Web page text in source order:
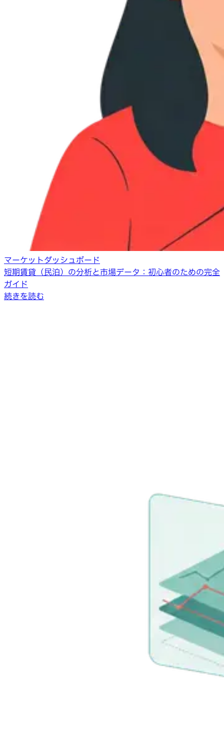
マーケットダッシュボード
短期賃貸（民泊）の分析と市場データ：初心者のための完全
ガイド
続きを読む